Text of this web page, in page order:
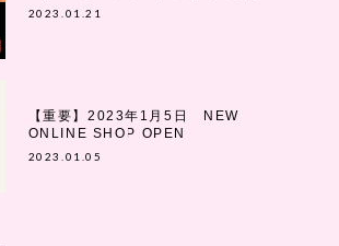
2023.01.21
【重要】2023年1月5日 NEW
ONLINE SHOP OPEN
2023.01.05